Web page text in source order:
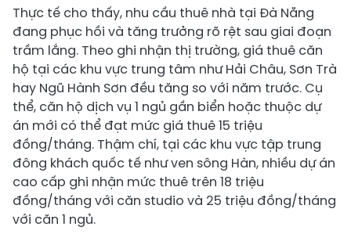
Thực tế cho thấy, nhu cầu thuê nhà tại Đà Nẵng
đang phục hồi và tăng trưởng rõ rệt sau giai đoạn
trầm lắng. Theo ghi nhận thị trường, giá thuê căn
hộ tại các khu vực trung tâm như Hải Châu, Sơn Trà
hay Ngũ Hành Sơn đều tăng so với năm trước. Cụ
thể, căn hộ dịch vụ 1 ngủ gần biển hoặc thuộc dự
án mới có thể đạt mức giá thuê 15 triệu
đồng/tháng. Thậm chí, tại các khu vực tập trung
đông khách quốc tế như ven sông Hàn, nhiều dự án
cao cấp ghi nhận mức thuê trên 18 triệu
đồng/tháng với căn studio và 25 triệu đồng/tháng
với căn 1 ngủ.